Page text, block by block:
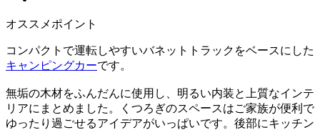
オススメポイント
コンパクトで運転しやすいバネットトラックをベースにした
キャンピングカーです。
無垢の木材をふんだんに使用し、明るい内装と上質なインテ
リアにまとめました。くつろぎのスペースはご家族が便利で
ゆったり過ごせるアイデアがいっぱいです。後部にキッチン